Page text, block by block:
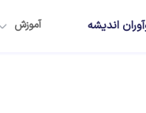
اندیشه آموزش